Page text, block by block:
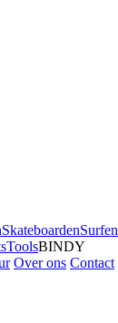
SkateboardenSurfen
ToolsBINDY
Over ons Contact